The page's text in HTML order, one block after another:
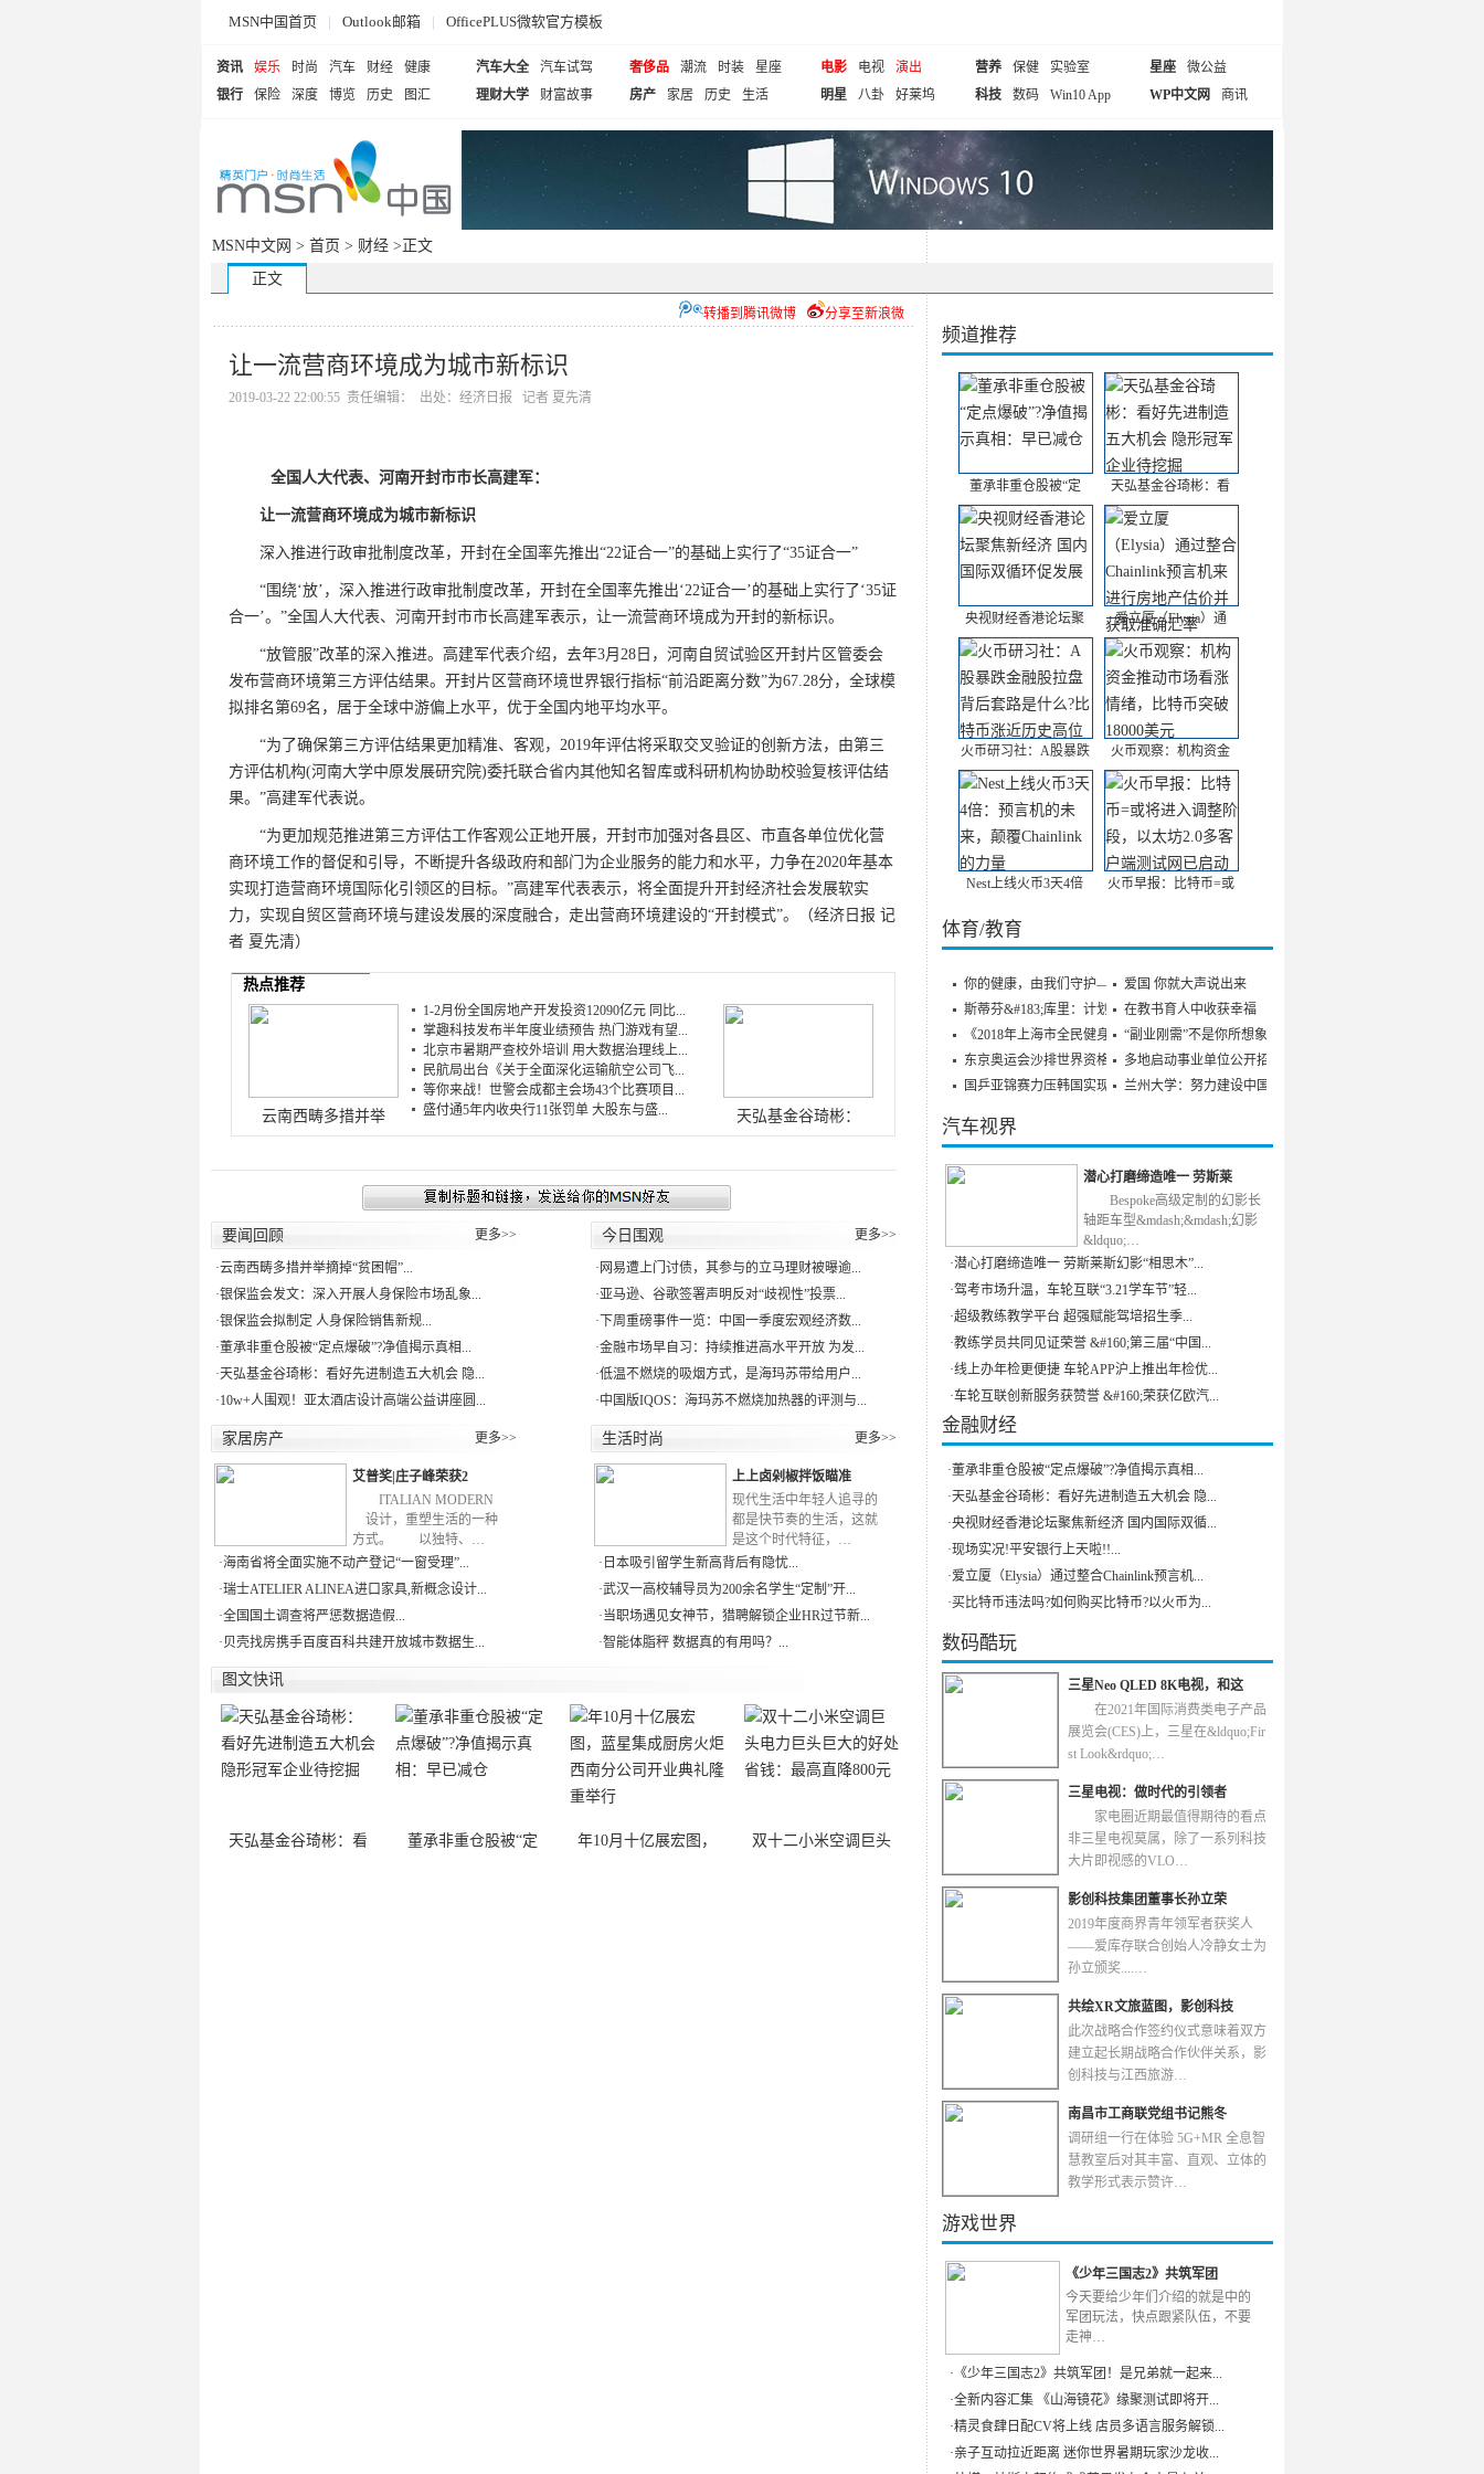
MSN中国首页 | Outlook邮箱 | OfficePLUS微软官方模板
资讯 娱乐 时尚 汽车 财经
健康
银行
保险 深度 博览 历史 图汇
汽车大全
汽车试驾
理财大学
财富故事
奢侈品 潮流 时装
星座
房产
家居 历史 生活
电影 电视
演出
明星
八卦 好莱坞
营养 保健
实验室
科技
数码 Win10 App
星座
微公益
WP中文网
商讯
MSN中文网 > 首页 > 财经 >正文
正文
分享至新浪微
转播到腾讯微博
让一流营商环境成为城市新标识
2019-03-22 22:00:55 责任编辑： 出处：经济日报 记者 夏先清
全国人大代表、河南开封市市长高建军：
让一流营商环境成为城市新标识
深入推进行政审批制度改革，开封在全国率先推出“22证合一”的基础上实行了“35证合一”
“围绕‘放’，深入推进行政审批制度改革，开封在全国率先推出‘22证合一’的基础上实行了‘35证
合一’。”全国人大代表、河南开封市市长高建军表示，让一流营商环境成为开封的新标识。
“放管服”改革的深入推进。高建军代表介绍，去年3月28日，河南自贸试验区开封片区管委会
发布营商环境第三方评估结果。开封片区营商环境世界银行指标“前沿距离分数”为67.28分，全球模
拟排名第69名，居于全球中游偏上水平，优于全国内地平均水平。
“为了确保第三方评估结果更加精准、客观，2019年评估将采取交叉验证的创新方法，由第三
方评估机构(河南大学中原发展研究院)委托联合省内其他知名智库或科研机构协助校验复核评估结
果。”高建军代表说。
“为更加规范推进第三方评估工作客观公正地开展，开封市加强对各县区、市直各单位优化营
商环境工作的督促和引导，不断提升各级政府和部门为企业服务的能力和水平，力争在2020年基本
实现打造营商环境国际化引领区的目标。”高建军代表表示，将全面提升开封经济社会发展软实
力，实现自贸区营商环境与建设发展的深度融合，走出营商环境建设的“开封模式”。（经济日报 记
者 夏先清）
热点推荐
云南西畴多措并举
1-2月份全国房地产开发投资12090亿元 同比...
掌趣科技发布半年度业绩预告 热门游戏有望...
北京市暑期严查校外培训 用大数据治理线上...
民航局出台《关于全面深化运输航空公司飞...
等你来战！世警会成都主会场43个比赛项目...
盛付通5年内收央行11张罚单 大股东与盛...
天弘基金谷琦彬：
要闻回顾 更多>>
·云南西畴多措并举摘掉“贫困帽”...
·银保监会发文：深入开展人身保险市场乱象...
·银保监会拟制定 人身保险销售新规...
·董承非重仓股被“定点爆破”?净值揭示真相...
·天弘基金谷琦彬：看好先进制造五大机会 隐...
·10w+人围观！亚太酒店设计高端公益讲座圆...
今日围观 更多>>
· 网易遭上门讨债，其参与的立马理财被曝逾...
·亚马逊、谷歌签署声明反对“歧视性”投票...
· 下周重磅事件一览：中国一季度宏观经济数...
·金融市场早自习：持续推进高水平开放 为发...
·低温不燃烧的吸烟方式，是海玛苏带给用户...
·中国版IQOS：海玛苏不燃烧加热器的评测与...
家居房产 更多>>
艾普奖|庄子峰荣获2
ITALIAN MODERN
设计，重塑生活的一种
方式。 以独特、…
·海南省将全面实施不动产登记“一窗受理”...
·瑞士ATELIER ALINEA进口家具,新概念设计...
·全国国土调查将严惩数据造假...
·贝壳找房携手百度百科共建开放城市数据生...
生活时尚 更多>>
上上卤剁椒拌饭瞄准
现代生活中年轻人追寻的
都是快节奏的生活，这就
是这个时代特征，…
· 日本吸引留学生新高背后有隐忧...
·武汉一高校辅导员为200余名学生“定制”开...
·当职场遇见女神节，猎聘解锁企业HR过节新...
·智能体脂秤 数据真的有用吗？...
图文快讯
天弘基金谷琦彬：看 董承非重仓股被“定 年10月十亿展宏图， 双十二小米空调巨头
频道推荐
董承非重仓股被“定 天弘基金谷琦彬：看
央视财经香港论坛聚 爱立厦（Elysia）通
火币研习社：A股暴跌 火币观察：机构资金
Nest上线火币3天4倍 火币早报：比特币=或
体育/教育
你的健康，由我们守护——
斯蒂芬&#183;库里：计划参
《2018年上海市全民健身发
东京奥运会沙排世界资格赛
国乒亚锦赛力压韩国实现男
爱国 你就大声说出来
在教书育人中收获幸福
“副业刚需”不是你所想象
多地启动事业单位公开招聘
兰州大学：努力建设中国特
汽车视界
潜心打磨缔造唯一 劳斯莱
Bespoke高级定制的幻影长
轴距车型&mdash;&mdash;幻影
&ldquo;…
·潜心打磨缔造唯一 劳斯莱斯幻影“相思木”...
·驾考市场升温，车轮互联“3.21学车节”轻...
·超级教练教学平台 超强赋能驾培招生季...
·教练学员共同见证荣誉 &#160;第三届“中国...
·线上办年检更便捷 车轮APP沪上推出年检优...
·车轮互联创新服务获赞誉 &#160;荣获亿欧汽...
金融财经
·董承非重仓股被“定点爆破”?净值揭示真相...
·天弘基金谷琦彬：看好先进制造五大机会 隐...
·央视财经香港论坛聚焦新经济 国内国际双循...
·现场实况!平安银行上天啦!!...
·爱立厦（Elysia）通过整合Chainlink预言机...
·买比特币违法吗?如何购买比特币?以火币为...
数码酷玩
三星Neo QLED 8K电视，和这
在2021年国际消费类电子产品
展览会(CES)上，三星在&ldquo;Fir
st Look&rdquo;…
三星电视：做时代的引领者
家电圈近期最值得期待的看点
非三星电视莫属，除了一系列科技
大片即视感的VLO…
影创科技集团董事长孙立荣
2019年度商界青年领军者获奖人
——爱库存联合创始人冷静女士为
孙立颁奖....…
共绘XR文旅蓝图，影创科技
此次战略合作签约仪式意味着双方
建立起长期战略合作伙伴关系，影
创科技与江西旅游…
南昌市工商联党组书记熊冬
调研组一行在体验 5G+MR 全息智
慧教室后对其丰富、直观、立体的
教学形式表示赞许…
游戏世界
《少年三国志2》共筑军团
今天要给少年们介绍的就是中的
军团玩法，快点跟紧队伍，不要
走神…
· 《少年三国志2》共筑军团！是兄弟就一起来...
·全新内容汇集 《山海镜花》缘聚测试即将开...
·精灵食肆日配CV将上线 店员多语言服务解锁...
·亲子互动拉近距离 迷你世界暑期玩家沙龙收...